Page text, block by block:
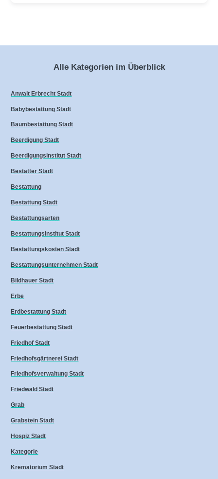
Alle Kategorien im Überblick
Anwalt Erbrecht Stadt
Babybestattung Stadt
Baumbestattung Stadt
Beerdigung Stadt
Beerdigungsinstitut Stadt
Bestatter Stadt
Bestattung
Bestattung Stadt
Bestattungsarten
Bestattungsinstitut Stadt
Bestattungskosten Stadt
Bestattungsunternehmen Stadt
Bildhauer Stadt
Erbe
Erdbestattung Stadt
Feuerbestattung Stadt
Friedhof Stadt
Friedhofsgärtnerei Stadt
Friedhofsverwaltung Stadt
Friedwald Stadt
Grab
Grabstein Stadt
Hospiz Stadt
Kategorie
Krematorium Stadt